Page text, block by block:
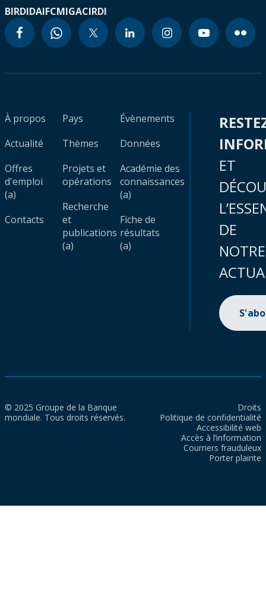
BIRDIDAIFCMIGACIRDI
À propos
Actualité
Offres
d'emploi
(a)
Contacts
Pays
Thèmes
Projets et
opérations
Recherche
et
publications
(a)
Évènements
Données
Académie des
connaissances
(a)
Fiche de
résultats
(a)
ET
DE
NOTRE
© 2025 Groupe de la Banque
mondiale. Tous droits réservés.
Droits
Politique de confidentialité
Accessibilité web
Accès à l’information
Courriers frauduleux
Porter plainte